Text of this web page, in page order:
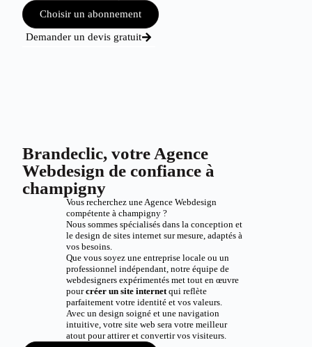
Choisir un abonnement
Demander un devis gratuit
Brandeclic, votre Agence
Webdesign de confiance à
champigny
Vous recherchez une Agence Webdesign
compétente à champigny ?
Nous sommes spécialisés dans la conception et
le design de sites internet sur mesure, adaptés à
vos besoins.
Que vous soyez une entreprise locale ou un
professionnel indépendant, notre équipe de
webdesigners expérimentés met tout en œuvre
pourcréer un site internetqui reflète
parfaitement votre identité et vos valeurs.
Avec un design soigné et une navigation
intuitive, votre site web sera votre meilleur
atout pour attirer et convertir vos visiteurs.